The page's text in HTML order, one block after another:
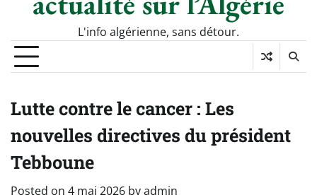
L'info algérienne, sans détour.
Lutte contre le cancer : Les
nouvelles directives du président
Tebboune
Posted on 4 mai 2026 byadmin